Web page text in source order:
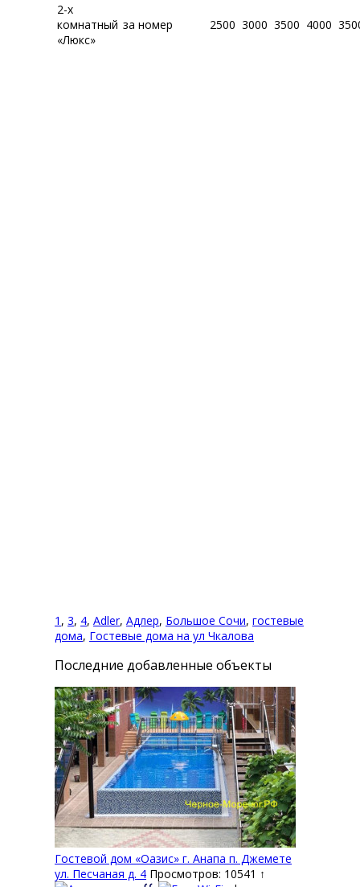
2-х
комнатный
«Люкс»
за номер 2500 3000 3500 4000
1 , 3, 4, Adler, Адлер, Большое Сочи, гостевые
дома, Гостевые дома на ул Чкалова
Последние добавленные объекты
Гостевой дом «Оазис» г. Анапа п. Джемете
ул. Песчаная д. 4 Просмотров: 10541 ↑